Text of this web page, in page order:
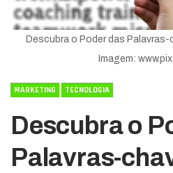
Descubra o Poder das
Imagem:
MARKETING TECNOLOGIA
Descubra o
Palavras-